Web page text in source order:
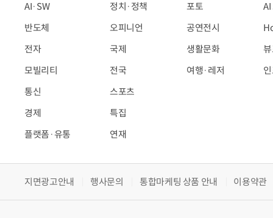
AI·SW
반도체
전자
모빌리티
통신
경제
플랫폼·유통
정치·정책
오피니언
국제
전국
스포츠
특집
연재
포토
공연전시
생활문화
여행·레저
지면광고안내 행사문의 통합마케팅 상품 안내 이용약관